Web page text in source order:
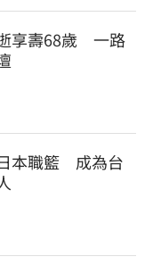
享壽68歲　一路
本職籃　成為台